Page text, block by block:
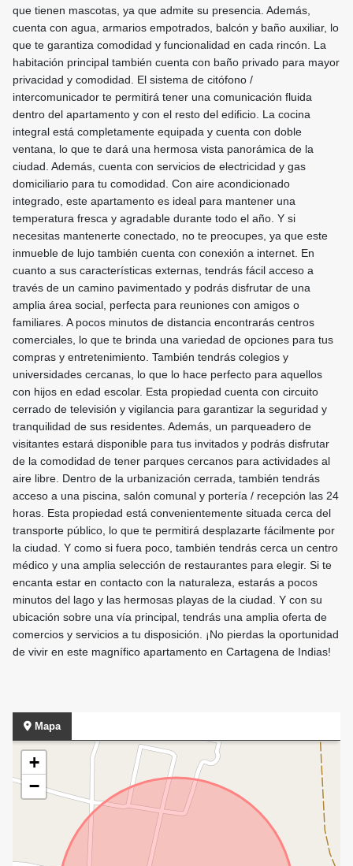
que tienen mascotas, ya que admite su presencia. Además,
cuenta con agua, armarios empotrados, balcón y baño auxiliar, lo
que te garantiza comodidad y funcionalidad en cada rincón. La
habitación principal también cuenta con baño privado para mayor
privacidad y comodidad. El sistema de citófono /
intercomunicador te permitirá tener una comunicación fluida
dentro del apartamento y con el resto del edificio. La cocina
integral está completamente equipada y cuenta con doble
ventana, lo que te dará una hermosa vista panorámica de la
ciudad. Además, cuenta con servicios de electricidad y gas
domiciliario para tu comodidad. Con aire acondicionado
integrado, este apartamento es ideal para mantener una
temperatura fresca y agradable durante todo el año. Y si
necesitas mantenerte conectado, no te preocupes, ya que este
inmueble de lujo también cuenta con conexión a internet. En
cuanto a sus características externas, tendrás fácil acceso a
través de un camino pavimentado y podrás disfrutar de una
amplia área social, perfecta para reuniones con amigos o
familiares. A pocos minutos de distancia encontrarás centros
comerciales, lo que te brinda una variedad de opciones para tus
compras y entretenimiento. También tendrás colegios y
universidades cercanas, lo que lo hace perfecto para aquellos
con hijos en edad escolar. Esta propiedad cuenta con circuito
cerrado de televisión y vigilancia para garantizar la seguridad y
tranquilidad de sus residentes. Además, un parqueadero de
visitantes estará disponible para tus invitados y podrás disfrutar
de la comodidad de tener parques cercanos para actividades al
aire libre. Dentro de la urbanización cerrada, también tendrás
acceso a una piscina, salón comunal y portería / recepción las 24
horas. Esta propiedad está convenientemente situada cerca del
transporte público, lo que te permitirá desplazarte fácilmente por
la ciudad. Y como si fuera poco, también tendrás cerca un centro
médico y una amplia selección de restaurantes para elegir. Si te
encanta estar en contacto con la naturaleza, estarás a pocos
minutos del lago y las hermosas playas de la ciudad. Y con su
ubicación sobre una vía principal, tendrás una amplia oferta de
comercios y servicios a tu disposición. ¡No pierdas la oportunidad
de vivir en este magnífico apartamento en Cartagena de Indias!
Mapa
+
−